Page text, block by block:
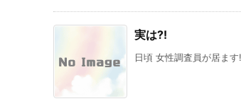
実は?!
日頃 女性調査員が居ま